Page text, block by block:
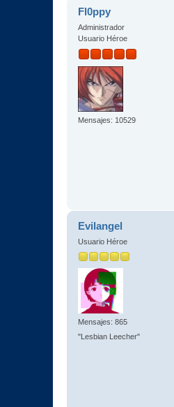
Fl0ppy
Administrador
Usuario Héroe
Mensajes: 10529
Evilangel
Usuario Héroe
Mensajes: 865
"Lesbian Leecher"